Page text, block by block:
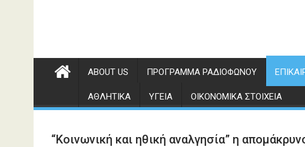
ABOUT US ΠΡΌΓΡΑΜΜΑ ΡΑΔΙΟΦΏΝΟΥ
ΑΘΛΗΤΙΚΆ ΥΓΕΊΑ ΟΙΚΟΝΟΜΙΚΆ ΣΤΟΙΧΕΊΑ
“Κοινωνική και ηθική αναλγησία” η